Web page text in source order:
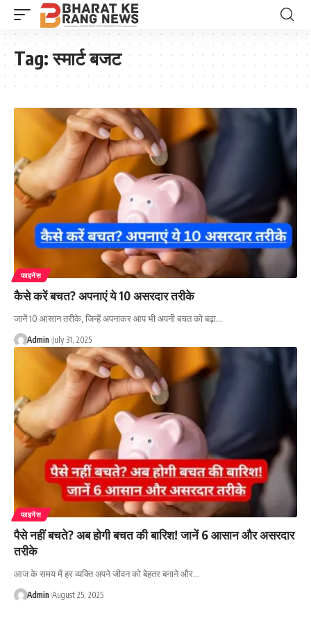
Tag:स्मार्ट बजट
फाइनेंस
कैसे करें बचत? अपनाएं ये 10 असरदार तरीके
जानें 10 आसान तरीके, जिन्हें अपनाकर आप भी अपनी बचत को बढ़ा…
Admin July 31, 2025
फाइनेंस
पैसे नहीं बचते? अब होगी बचत की बारिश! जानें 6 आसान और असरदार
तरीके
आज के समय में हर व्यक्ति अपने जीवन को बेहतर बनाने और…
Admin August 25, 2025